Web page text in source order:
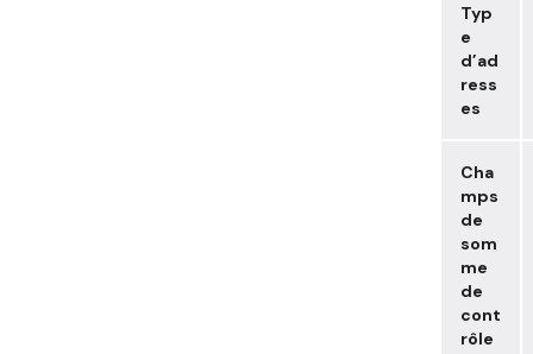
Typ
e
d’ad
ress
es
Cha
mps
de
som
me
de
cont
rôle